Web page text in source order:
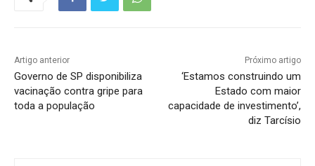
Artigo anterior
Governo de SP disponibiliza
vacinação contra gripe para
toda a população
Próximo artigo
‘Estamos construindo um
Estado com maior
capacidade de investimento’,
diz Tarcísio